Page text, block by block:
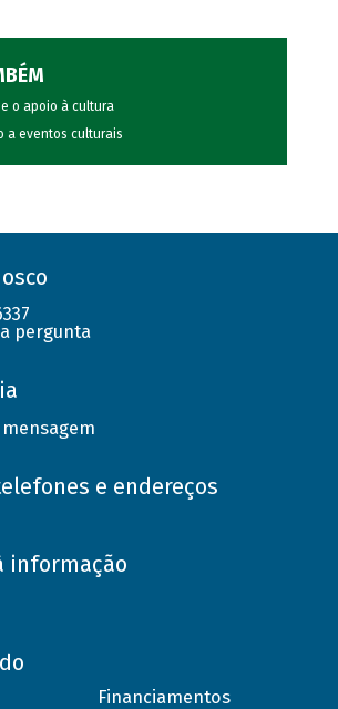
e o apoio à cultura
a eventos culturais
pergunta
mensagem
e endereços
informação
Financiamentos